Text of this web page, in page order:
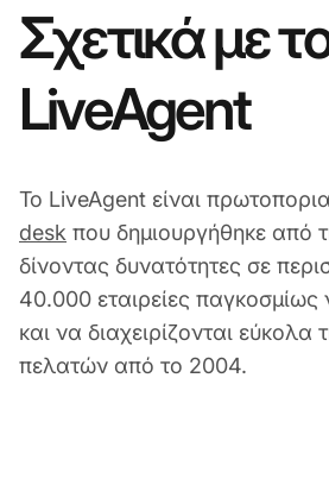
Σχετικά με
LiveAgent
Το LiveAgent είναι
desk που δημιουργήθηκε από
δίνοντας δυνατότητες σε
40.000 εταιρείες παγκοσμίως
και να διαχειρίζονται εύκολα
πελατών από το 2004.